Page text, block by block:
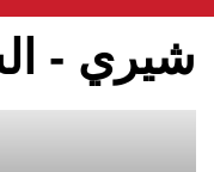
شيري -